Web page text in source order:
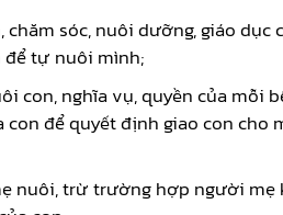
sóc, nuôi dưỡng, giáo
để tự nuôi mình;
nghĩa vụ, quyền của mỗi
để quyết định giao con
nuôi, trừ trường hợp người